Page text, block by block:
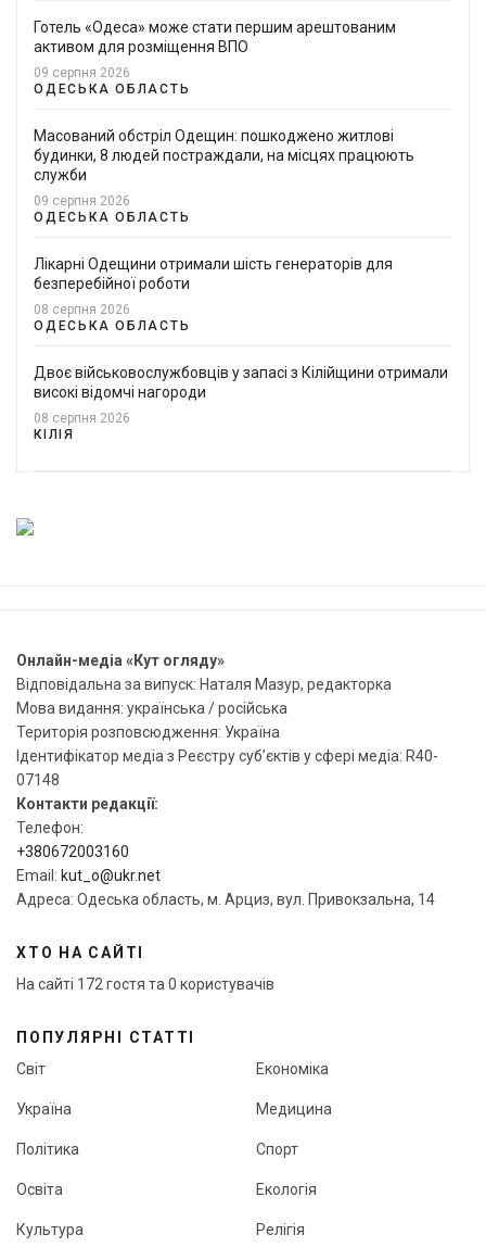
Готель «Одеса» може стати першим арештованим
активом для розміщення ВПО
09 серпня 2026
ОДЕСЬКА ОБЛАСТЬ
Масований обстріл Одещин: пошкоджено житлові
будинки, 8 людей постраждали, на місцях працюють
служби
09 серпня 2026
ОДЕСЬКА ОБЛАСТЬ
Лікарні Одещини отримали шість генераторів для
безперебійної роботи
08 серпня 2026
ОДЕСЬКА ОБЛАСТЬ
Двоє військовослужбовців у запасі з Кілійщини отримали
високі відомчі нагороди
08 серпня 2026
КІЛІЯ
Онлайн-медіа «Кут огляду»
Відповідальна за випуск: Наталя Мазур, редакторка
Мова видання: українська / російська
Територія розповсюдження: Україна
Ідентифікатор медіа з Реєстру суб’єктів у сфері медіа: R40-
07148
Контакти редакції:
Телефон:
+380672003160
Email: kut_o@ukr.net
Адреса: Одеська область, м. Арциз, вул. Привокзальна, 14
ХТО НА САЙТІ
На сайті 172 гостя та 0 користувачів
ПОПУЛЯРНІ СТАТТІ
Світ
Україна
Політика
Освіта
Культура
Економіка
Медицина
Спорт
Екологія
Релігія